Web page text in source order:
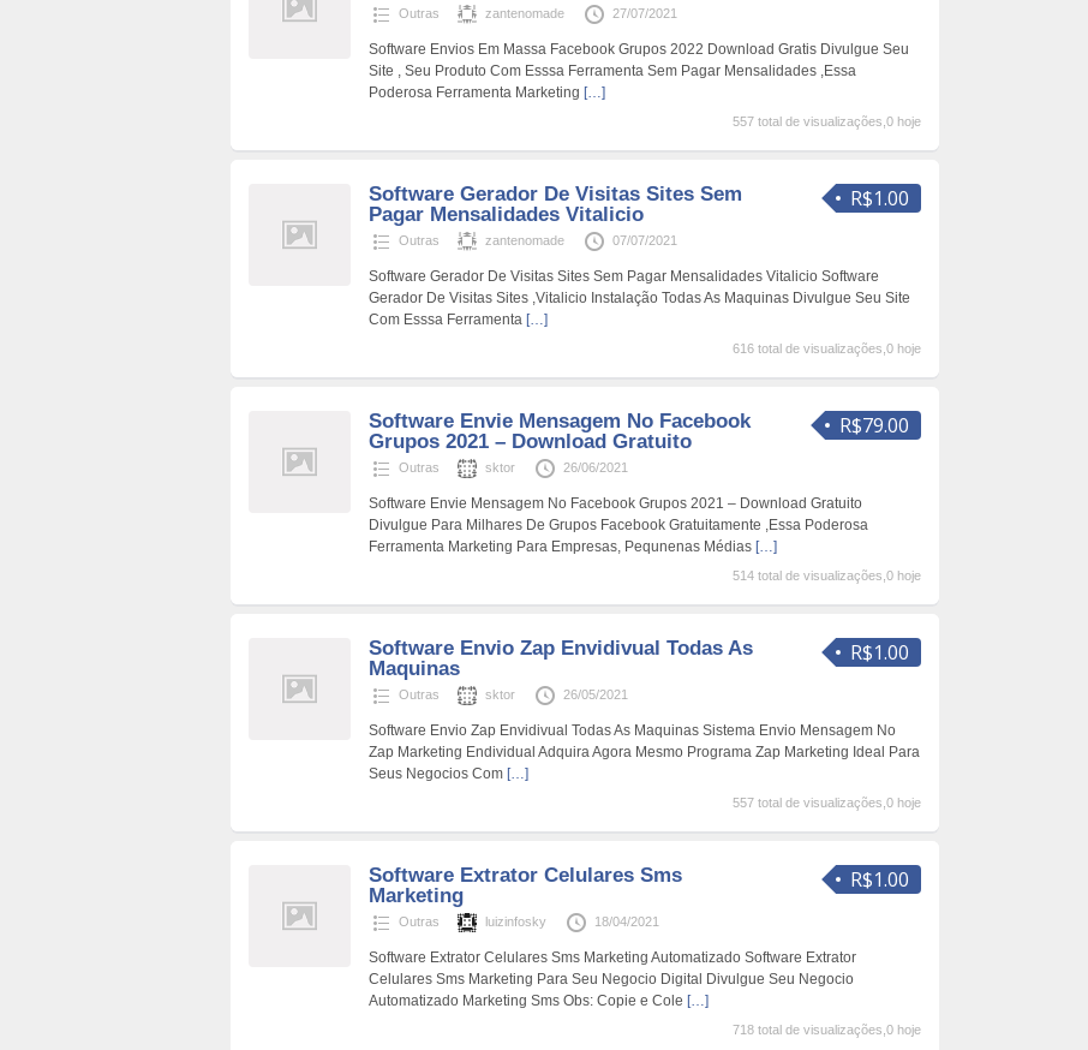
Outras zantenomade 27/07/2021
Software Envios Em Massa Facebook Grupos 2022 Download Gratis Divulgue Seu
Site , Seu Produto Com Esssa Ferramenta Sem Pagar Mensalidades ,Essa
Poderosa Ferramenta Marketing […]
557 total de visualizações,0 hoje
R$1.00
Software Gerador De Visitas Sites Sem
Pagar Mensalidades Vitalicio
Outras zantenomade 07/07/2021
Software Gerador De Visitas Sites Sem Pagar Mensalidades Vitalicio Software
Gerador De Visitas Sites ,Vitalicio Instalação Todas As Maquinas Divulgue Seu Site
Com Esssa Ferramenta […]
616 total de visualizações,0 hoje
R$79.00
Software Envie Mensagem No Facebook
Grupos 2021 – Download Gratuito
Outras sktor 26/06/2021
Software Envie Mensagem No Facebook Grupos 2021 – Download Gratuito
Divulgue Para Milhares De Grupos Facebook Gratuitamente ,Essa Poderosa
Ferramenta Marketing Para Empresas, Pequnenas Médias […]
514 total de visualizações,0 hoje
R$1.00
Software Envio Zap Envidivual Todas As
Maquinas
Outras sktor 26/05/2021
Software Envio Zap Envidivual Todas As Maquinas Sistema Envio Mensagem No
Zap Marketing Endividual Adquira Agora Mesmo Programa Zap Marketing Ideal Para
Seus Negocios Com […]
557 total de visualizações,0 hoje
R$1.00
Software Extrator Celulares Sms
Marketing
Outras luizinfosky 18/04/2021
Software Extrator Celulares Sms Marketing Automatizado Software Extrator
Celulares Sms Marketing Para Seu Negocio Digital Divulgue Seu Negocio
Automatizado Marketing Sms Obs: Copie e Cole […]
718 total de visualizações,0 hoje